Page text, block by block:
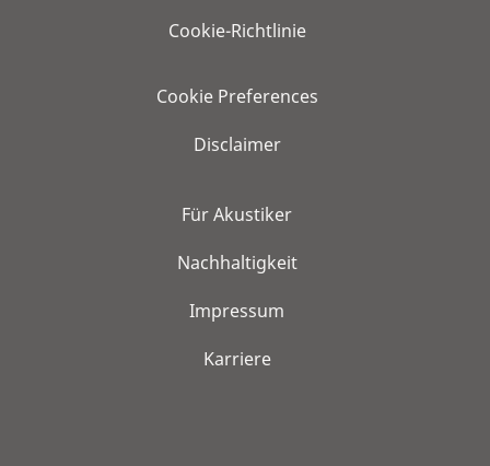
Cookie-Richtlinie
Cookie Preferences
Disclaimer
Für Akustiker
Nachhaltigkeit
Impressum
Karriere